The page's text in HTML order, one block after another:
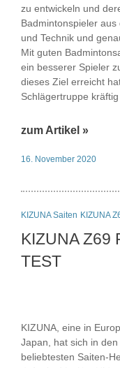
zu entwickeln und
Badmintonspieler
und Technik und
Mit guten
ein besserer Spieler
dieses Ziel erreicht
Schlägertruppe
zum Artikel »
16. November 2020
KIZUNA Saiten KIZUNA
KIZUNA Z69
TEST
KIZUNA, eine in
Japan, hat sich in
beliebtesten Saiten-